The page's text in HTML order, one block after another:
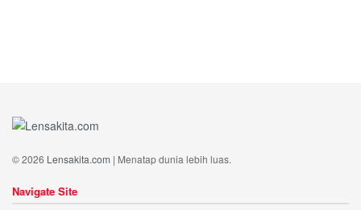
© 2026 Lensakita.com | Menatap dunia lebih luas.
Navigate Site